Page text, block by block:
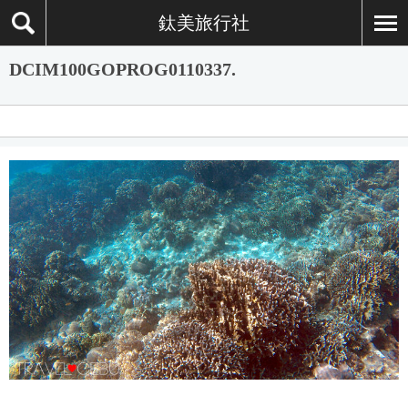
鈦美旅行社
DCIM100GOPROG0110337.